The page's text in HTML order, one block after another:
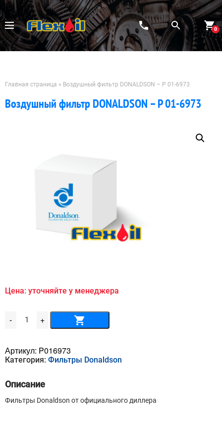
Перейти
к
содержимому
0
Главная страница » Воздушный фильтр DONALDSON – P 01-6973
Воздушный фильтр DONALDSON – P 01-6973
Цена: уточняйте у менеджера
- Количество
товара
Воздушный
DONALDSON
-
P
+
Артикул: P016973
Категория: Фильтры Donaldson
Описание
Фильтры Donaldson от официального диллера